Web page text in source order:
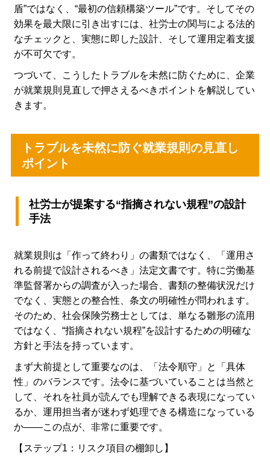
盾”ではなく、“最初の信頼構築ツール”です。そしてその
効果を最大限に引き出すには、社労士の関与による法的
なチェックと、実態に即した設計、そして運用定着支援
が不可欠です。
つづいて、こうしたトラブルを未然に防ぐために、企業
が就業規則見直しで押さえるべきポイントを解説してい
きます。
トラブルを未然に防ぐ就業規則の見直し
ポイント
社労士が提案する“指摘されない規程”の設計
手法
就業規則は「作って終わり」の書類ではなく、「運用さ
れる前提で設計されるべき」法定文書です。特に労働基
準監督署からの調査が入った場合、書類の整備状況だけ
でなく、実態との整合性、条文の明確性が問われます。
そのため、社会保険労務士としては、単なる雛形の流用
ではなく、“指摘されない規程”を設計するための明確な
方針と手法を持っています。
まず大前提として重要なのは、「法令順守」と「具体
性」のバランスです。法令に基づいていることは当然と
して、それを社員が読んでも理解できる表現になってい
るか、運用担当者が迷わず処理できる構造になっている
か――この点が、非常に重要です。
【ステップ1：リスク項目の棚卸し】